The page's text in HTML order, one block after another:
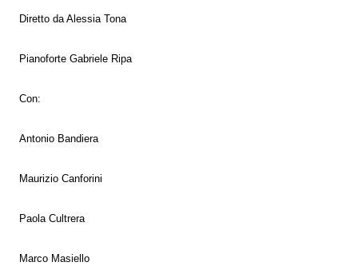
Diretto da Alessia Tona
Pianoforte Gabriele Ripa
Con:
Antonio Bandiera
Maurizio Canforini
Paola Cultrera
Marco Masiello